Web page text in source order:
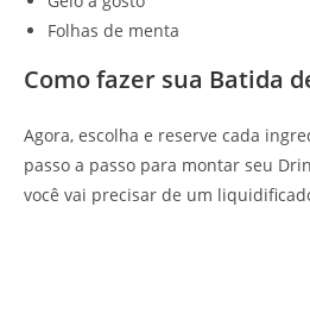
Folhas de menta
Como fazer sua Batida
Agora, escolha e reserve cada
passo a passo para montar seu
você vai precisar de um